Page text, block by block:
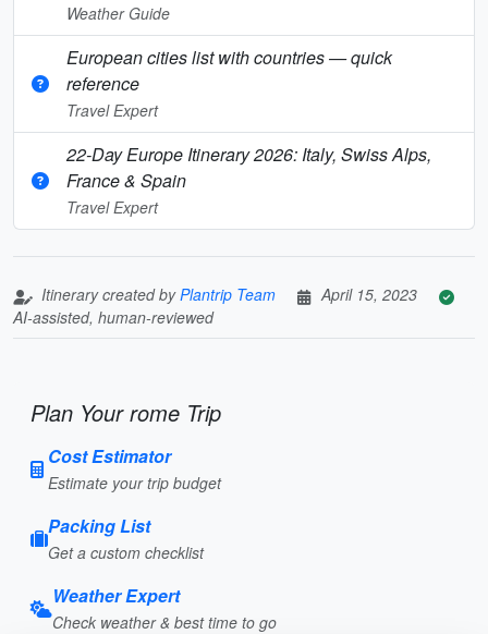
Weather Guide
European cities list with countries — quick
reference
Travel Expert
22-Day Europe Itinerary 2026: Italy, Swiss Alps,
France & Spain
Travel Expert
Itinerary created byPlantrip Team
April 15, 2023
AI-assisted, human-reviewed
Plan Your rome Trip
Cost Estimator
Estimate your trip budget
Packing List
Get a custom checklist
Weather Expert
Check weather & best time to go